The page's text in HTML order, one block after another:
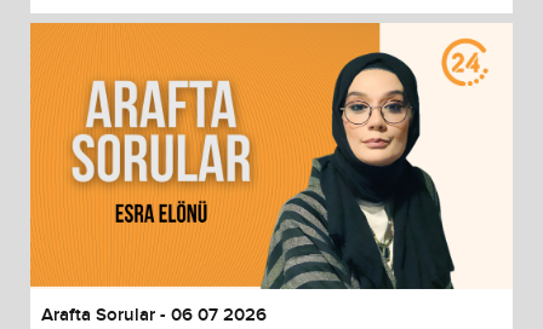
Arafta Sorular - 06 07 2026